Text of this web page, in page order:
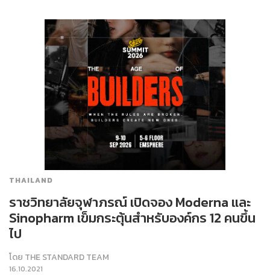
THAILAND
ราชวิทยาลัยจุฬาภรณ์ เปิดจอง Moderna และ
Sinopharm เข็มกระตุ้นสำหรับองค์กร 12 คนขึ้น
ไป
โดย THE STANDARD TEAM
16.10.2021